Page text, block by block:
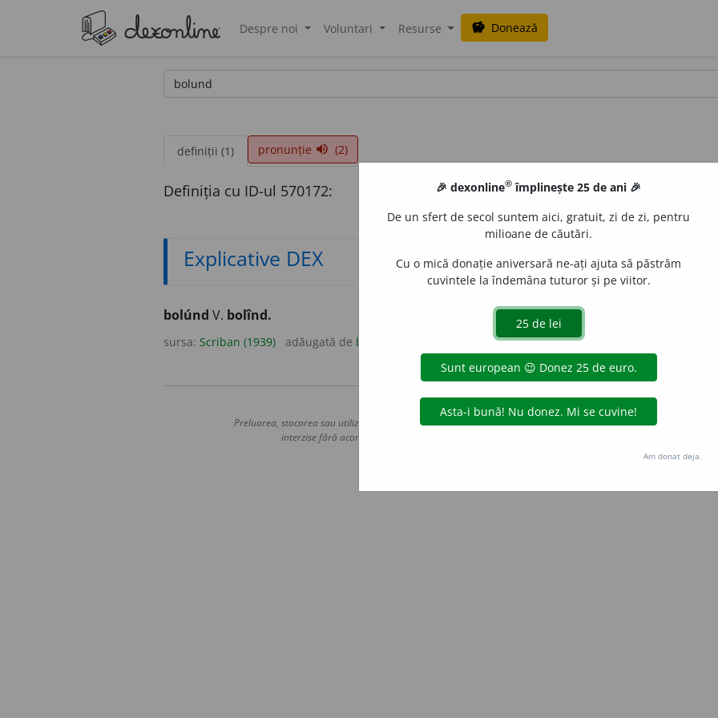
Despre noi Voluntari Resurse savings Donează
definiții (1) pronunție volume_up (2)
Definiția cu ID-ul 570172:
Explicative DEX
bolúnd V. bolînd.
sursa: Scriban (1939) adăugată de blaurb.
Copyright © 2004-2026 dexonline (https://dexonline.ro)
Preluarea, stocarea sau utilizarea datelor de pe acest site, inclusiv prin orice metode de extragere automată
interzise fără acordul nostru prealabil scris, cu excepția seturilor de date oferite oficial spre utilizare
Hosterion
🎉 dexonline® împlinește 25 de ani 🎉
De un sfert de secol suntem aici, gratuit, zi de zi, pentru
milioane de căutări.
Cu o mică donație aniversară ne-ați ajuta să păstrăm
cuvintele la îndemâna tuturor și pe viitor.
Am donat deja.